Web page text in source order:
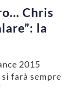
Chris
la
2015
farà sempre